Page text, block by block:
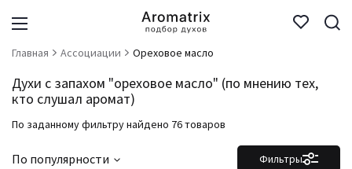
Главная Ассоциации Ореховое масло
Духи с запахом "ореховое масло" (по мнению тех,
кто слушал аромат)
По заданному фильтру найдено 76 товаров
Фильтры
По популярности